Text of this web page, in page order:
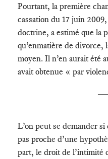
Pourtant, la première
cassation du 17 juin
doctrine, a estimé que la
qu’enmatière de divorce,
moyen. Il n’en aurait été
avait obtenue « par
L’on peut se demander
pas proche d’une
part, le droit de l’intimité